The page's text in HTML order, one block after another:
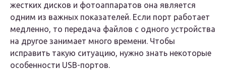
жестких дисков и фотоаппаратов она является
одним из важных показателей. Если порт работает
медленно, то передача файлов с одного устройства
на другое занимает много времени. Чтобы
исправить такую ситуацию, нужно знать некоторые
особенности USB-портов.